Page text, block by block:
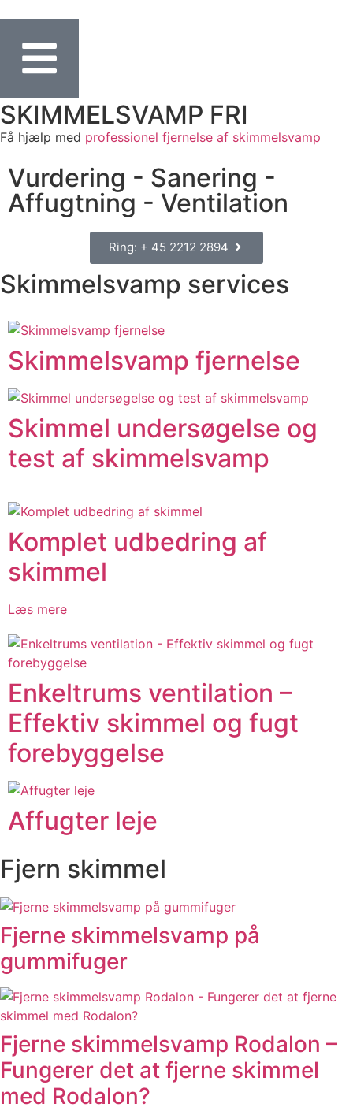
SKIMMELSVAMP FRI
Få hjælp med professionel fjernelse af skimmelsvamp
Vurdering - Sanering -
Affugtning - Ventilation
Ring: + 45 2212 2894
Skimmelsvamp services
Skimmelsvamp fjernelse
Skimmel undersøgelse og
test af skimmelsvamp
Komplet udbedring af
skimmel
Læs mere
Enkeltrums ventilation –
Effektiv skimmel og fugt
forebyggelse
Affugter leje
Fjern skimmel
Fjerne skimmelsvamp på
gummifuger
Fjerne skimmelsvamp Rodalon –
Fungerer det at fjerne skimmel
med Rodalon?